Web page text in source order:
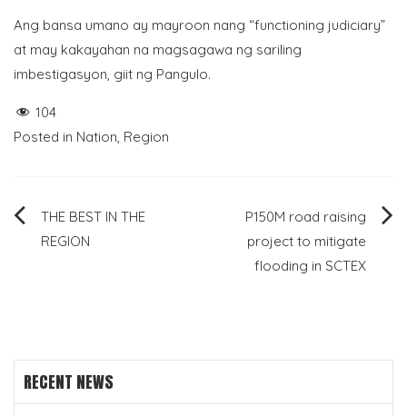
Ang bansa umano ay mayroon nang “functioning judiciary”
at may kakayahan na magsagawa ng sariling
imbestigasyon, giit ng Pangulo.
104
Posted in Nation, Region
PostTHE BEST IN THE
REGION
P150M road raising
project to mitigate
flooding in SCTEX
RECENT NEWS